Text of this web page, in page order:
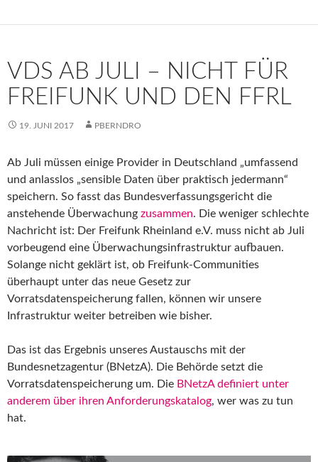
VDS AB JULI – NICHT FÜR
FREIFUNK UND DEN FFRL
19. JUNI 2017 PBERNDRO
Ab Juli müssen einige Provider in Deutschland „umfassend
und anlasslos „sensible Daten über praktisch jedermann“
speichern. So fasst das Bundesverfassungsgericht die
anstehende Überwachung zusammen. Die weniger schlechte
Nachricht ist: Der Freifunk Rheinland e.V. muss nicht ab Juli
vorbeugend eine Überwachungsinfrastruktur aufbauen.
Solange nicht geklärt ist, ob Freifunk-Communities
überhaupt unter das neue Gesetz zur
Vorratsdatenspeicherung fallen, können wir unsere
Infrastruktur weiter betreiben wie bisher.
Das ist das Ergebnis unseres Austauschs mit der
Bundesnetzagentur (BNetzA). Die Behörde setzt die
Vorratsdatenspeicherung um. Die BNetzA definiert unter
anderem über ihren Anforderungskatalog, wer was zu tun
hat.